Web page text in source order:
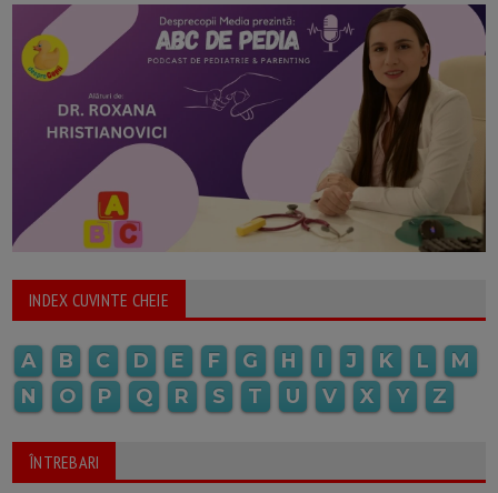
INDEX CUVINTE CHEIE
A B C D E F G H I J K L
M
N
O P Q R S T U V X Y Z
ÎNTREBARI